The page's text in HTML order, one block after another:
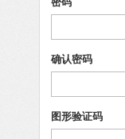
确认密码
图形验证码